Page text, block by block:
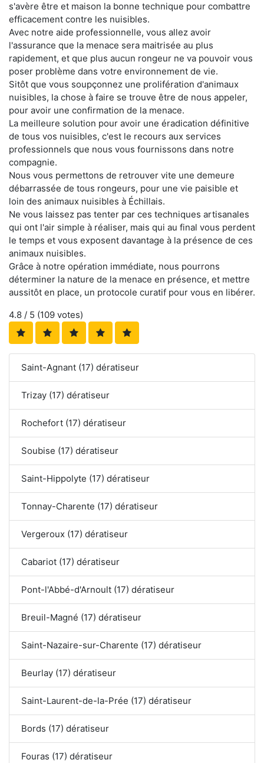
s'avère être et maison la bonne technique pour combattre
efficacement contre les nuisibles.
Avec notre aide professionnelle, vous allez avoir
l'assurance que la menace sera maitrisée au plus
rapidement, et que plus aucun rongeur ne va pouvoir vous
poser problème dans votre environnement de vie.
Sitôt que vous soupçonnez une prolifération d'animaux
nuisibles, la chose à faire se trouve être de nous appeler,
pour avoir une confirmation de la menace.
La meilleure solution pour avoir une éradication définitive
de tous vos nuisibles, c'est le recours aux services
professionnels que nous vous fournissons dans notre
compagnie.
Nous vous permettons de retrouver vite une demeure
débarrassée de tous rongeurs, pour une vie paisible et
loin des animaux nuisibles à Échillais.
Ne vous laissez pas tenter par ces techniques artisanales
qui ont l'air simple à réaliser, mais qui au final vous perdent
le temps et vous exposent davantage à la présence de ces
animaux nuisibles.
Grâce à notre opération immédiate, nous pourrons
déterminer la nature de la menace en présence, et mettre
aussitôt en place, un protocole curatif pour vous en libérer.
4.8 / 5 (109 votes)
Saint-Agnant (17) dératiseur
Trizay (17) dératiseur
Rochefort (17) dératiseur
Soubise (17) dératiseur
Saint-Hippolyte (17) dératiseur
Tonnay-Charente (17) dératiseur
Vergeroux (17) dératiseur
Cabariot (17) dératiseur
Pont-l'Abbé-d'Arnoult (17) dératiseur
Breuil-Magné (17) dératiseur
Saint-Nazaire-sur-Charente (17) dératiseur
Beurlay (17) dératiseur
Saint-Laurent-de-la-Prée (17) dératiseur
Bords (17) dératiseur
Fouras (17) dératiseur